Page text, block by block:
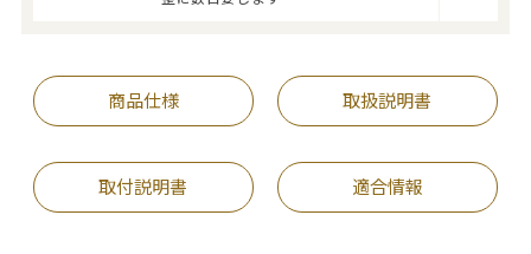
商品仕様 取扱説明書
取付説明書 適合情報